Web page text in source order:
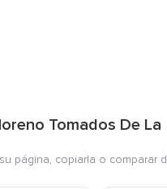
Tomados De La
página, copiarla o comparar